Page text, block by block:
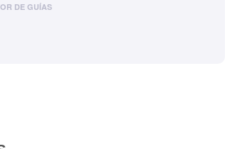
DE GUÍAS